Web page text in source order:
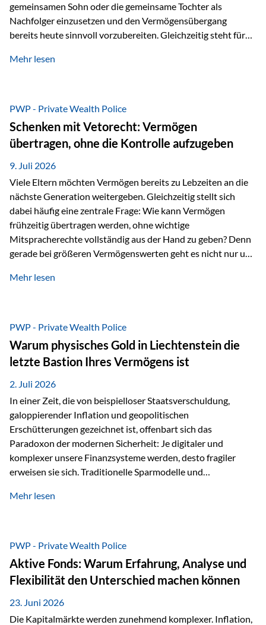
gemeinsamen Sohn oder die gemeinsame Tochter als
Nachfolger einzusetzen und den Vermögensübergang
bereits heute sinnvoll vorzubereiten. Gleichzeitig steht für
passiert, wenn einer der beiden verstirbt? Der überlebende
Vermögen verfügen können. Genau für diese
Ausgangssituation bietet die Private Wealth Police der
Vienna-Life eine durchdachte Gestaltungsmöglichkeit. Die
Ausgangssituation Stellen Sie sich folgendes Beispiel vor:
Ein…
Mehr lesen
PWP - Private Wealth Police
Schenken mit Vetorecht: Vermögen
übertragen, ohne die Kontrolle aufzugeben
9. Juli 2026
Viele Eltern möchten Vermögen bereits zu Lebzeiten an die
nächste Generation weitergeben. Gleichzeitig stellt sich
dabei häufig eine zentrale Frage: Wie kann Vermögen
frühzeitig übertragen werden, ohne wichtige
Mitspracherechte vollständig aus der Hand zu geben? Denn
gerade bei größeren Vermögenswerten geht es nicht nur um
sicherzustellen, dass das Vermögen langfristig erhalten
folgende Situation vor: Ein Vater schenkt seiner Tochter
einen Teil seines Vermögens. Einige Jahre später möchte die
Tochter das Geld kurzfristig verwenden, um…
Mehr lesen
PWP - Private Wealth Police
Warum physisches Gold in Liechtenstein die
letzte Bastion Ihres Vermögens ist
2. Juli 2026
In einer Zeit, die von beispielloser Staatsverschuldung,
galoppierender Inflation und geopolitischen
Erschütterungen gezeichnet ist, offenbart sich das
Paradoxon der modernen Sicherheit: Je digitaler und
komplexer unsere Finanzsysteme werden, desto fragiler
erweisen sie sich. Traditionelle Sparmodelle und
unumstößlich galten, versagen angesichts der expansiven
Nostalgie dar, sondern ist die modernste und strategisch
klügste Antwort auf globale Instabilität. Physische Werte
und der richtige Rechtsstandort sind heute keine bloße
Option mehr, sondern eine strategische Notwendigkeit. 1.
Der massive Aufwand hinter einem winzigen…
Mehr lesen
PWP - Private Wealth Police
Aktive Fonds: Warum Erfahrung, Analyse und
Flexibilität den Unterschied machen können
23. Juni 2026
Die Kapitalmärkte werden zunehmend komplexer. Inflation,